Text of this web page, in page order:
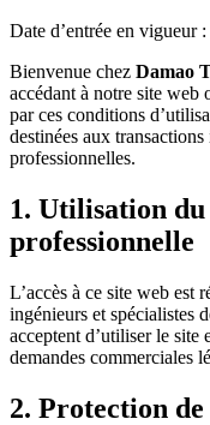
Date d’entrée en vigueur
Bienvenue chez Damao
accédant à notre site web
par ces conditions
destinées aux
professionnelles.
1. Utilisation
professionnelle
L’accès à ce site web est
ingénieurs et spécialistes
acceptent d’utiliser le site
demandes commerciales
2. Protection